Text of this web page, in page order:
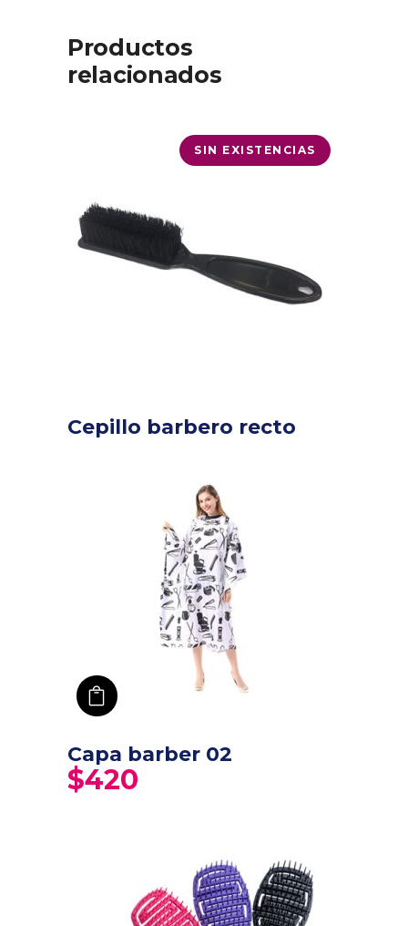
Productos
relacionados
SIN EXISTENCIAS
Cepillo barbero recto
añadir a carro
Capa barber 02
$420